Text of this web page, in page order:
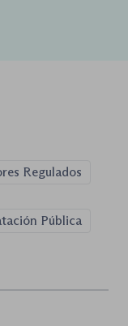
Regulados
Pública